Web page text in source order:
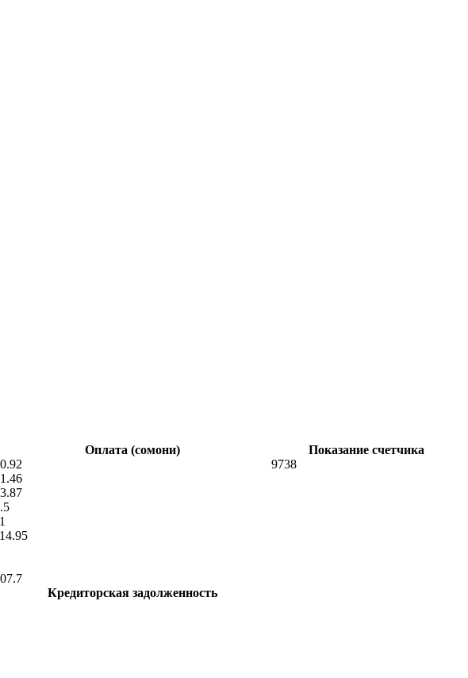
Оплата (сомони)
Показание счетчика
9738
Кредиторская задолженность